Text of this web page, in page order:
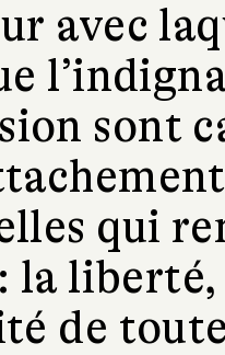
avec
sont
qui
la
de